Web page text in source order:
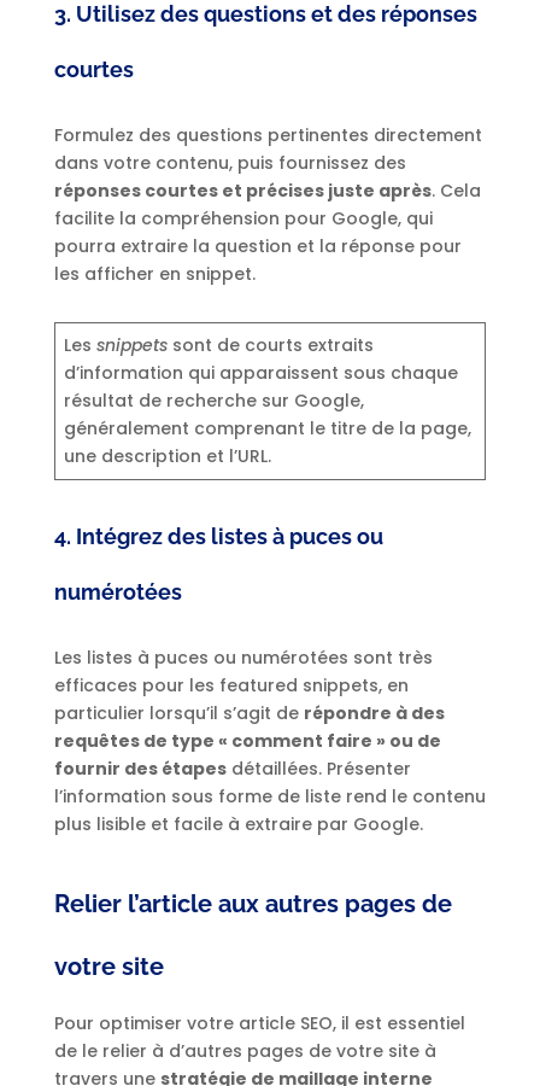
3. Utilisez des questions et des réponses
courtes
Formulez des questions pertinentes directement
dans votre contenu, puis fournissez des
réponses courtes et précises juste après. Cela
facilite la compréhension pour Google, qui
pourra extraire la question et la réponse pour
les afficher en snippet.
Les snippetssont de courts extraits
d’information qui apparaissent sous chaque
résultat de recherche sur Google,
généralement comprenant le titre de la page,
une description et l’URL.
4. Intégrez des listes à puces ou
numérotées
Les listes à puces ou numérotées sont très
efficaces pour les featured snippets, en
particulier lorsqu’il s’agit de répondre à des
requêtes de type « comment faire » ou de
fournir des étapesdétaillées. Présenter
l’information sous forme de liste rend le contenu
plus lisible et facile à extraire par Google.
Relier l’article aux autres pages de
votre site
Pour optimiser votre article SEO, il est essentiel
de le relier à d’autres pages de votre site à
travers une stratégie de maillage interne